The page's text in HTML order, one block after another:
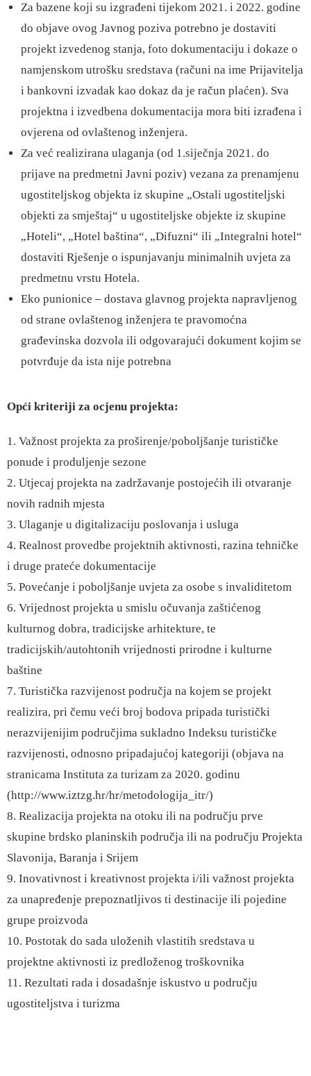
Za bazene koji su izgrađeni tijekom 2021. i 2022. godine
do objave ovog Javnog poziva potrebno je dostaviti
projekt izvedenog stanja, foto dokumentaciju i dokaze o
namjenskom utrošku sredstava (računi na ime Prijavitelja
i bankovni izvadak kao dokaz da je račun plaćen). Sva
projektna i izvedbena dokumentacija mora biti izrađena i
ovjerena od ovlaštenog inženjera.
Za već realizirana ulaganja (od 1.siječnja 2021. do
prijave na predmetni Javni poziv) vezana za prenamjenu
ugostiteljskog objekta iz skupine „Ostali ugostiteljski
objekti za smještaj“ u ugostiteljske objekte iz skupine
„Hoteli“, „Hotel baština“, „Difuzni“ ili „Integralni hotel“
dostaviti Rješenje o ispunjavanju minimalnih uvjeta za
predmetnu vrstu Hotela.
Eko punionice – dostava glavnog projekta napravljenog
od strane ovlaštenog inženjera te pravomoćna
građevinska dozvola ili odgovarajući dokument kojim se
potvrđuje da ista nije potrebna
Opći kriteriji za ocjenu projekta:
1. Važnost projekta za proširenje/poboljšanje turističke
ponude i produljenje sezone
2. Utjecaj projekta na zadržavanje postojećih ili otvaranje
novih radnih mjesta
3. Ulaganje u digitalizaciju poslovanja i usluga
4. Realnost provedbe projektnih aktivnosti, razina tehničke
i druge prateće dokumentacije
5. Povećanje i poboljšanje uvjeta za osobe s invaliditetom
6. Vrijednost projekta u smislu očuvanja zaštićenog
kulturnog dobra, tradicijske arhitekture, te
tradicijskih/autohtonih vrijednosti prirodne i kulturne
baštine
7. Turistička razvijenost područja na kojem se projekt
realizira, pri čemu veći broj bodova pripada turistički
nerazvijenijim područjima sukladno Indeksu turističke
razvijenosti, odnosno pripadajućoj kategoriji (objava na
stranicama Instituta za turizam za 2020. godinu
(http://www.iztzg.hr/hr/metodologija_itr/)
8. Realizacija projekta na otoku ili na području prve
skupine brdsko planinskih područja ili na području Projekta
Slavonija, Baranja i Srijem
9. Inovativnost i kreativnost projekta i/ili važnost projekta
za unapređenje prepoznatljivos ti destinacije ili pojedine
grupe proizvoda
10. Postotak do sada uloženih vlastitih sredstava u
projektne aktivnosti iz predloženog troškovnika
11. Rezultati rada i dosadašnje iskustvo u području
ugostiteljstva i turizma